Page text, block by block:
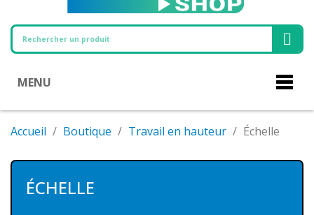
MENU
Accueil Boutique Travail en hauteur Échelle
ÉCHELLE